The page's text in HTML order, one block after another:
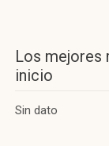
Los mejores
inicio
Sin dato